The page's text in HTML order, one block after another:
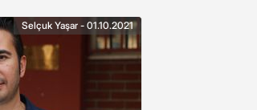
Selçuk Yaşar - 01.10.2021